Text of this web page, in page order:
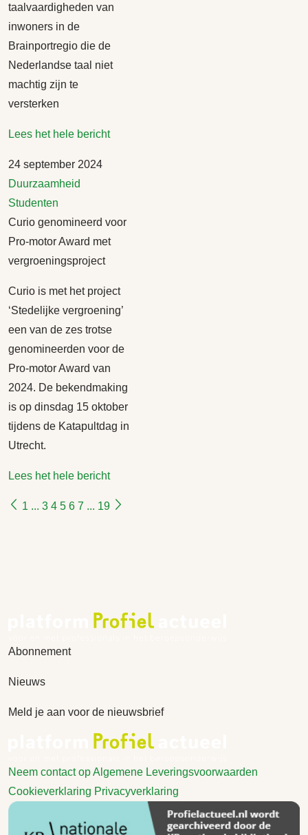
taalvaardigheden van
inwoners in de
Brainportregio die de
Nederlandse taal niet
machtig zijn te
versterken
Lees het hele bericht
24 september 2024
Duurzaamheid
Studenten
Curio genomineerd voor
Pro-motor Award met
vergroeningsproject
Curio is met het project
‘Stedelijke vergroening’
een van de zes trotse
genomineerden voor de
Pro-motor Award van
2024. De bekendmaking
is op dinsdag 15 oktober
tijdens de Katapultdag in
Utrecht.
Lees het hele bericht
1 ... 3 4 5 6 7 ... 19
Abonnement
Nieuws
Meld je aan voor de nieuwsbrief
Neem contact opAlgemene Leveringsvoorwaarden
Cookieverklaring Privacyverklaring